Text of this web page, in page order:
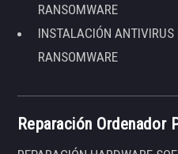
RANSOMWARE
INSTALACIÓN ANTIVIRUS
RANSOMWARE
Reparación Ordenador